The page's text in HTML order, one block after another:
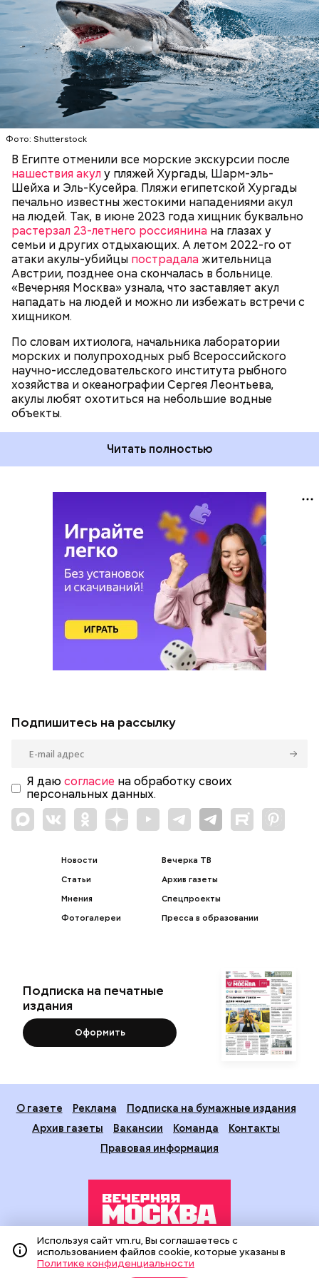
Фото: Shutterstock
В Египте отменили все морские экскурсии после
нашествия акулу пляжей Хургады, Шарм-эль-
Шейха и Эль-Кусейра. Пляжи египетской Хургады
печально известны жестокими нападениями акул
на людей. Так, в июне 2023 года хищник буквально
растерзал 23-летнего россиянина на глазах у
семьи и других отдыхающих. А летом 2022-го от
атаки акулы-убийцы пострадалажительница
Австрии, позднее она скончалась в больнице.
«Вечерняя Москва» узнала, что заставляет акул
нападать на людей и можно ли избежать встречи с
хищником.
По словам ихтиолога, начальника лаборатории
морских и полупроходных рыб Всероссийского
научно-исследовательского института рыбного
хозяйства и океанографии Сергея Леонтьева,
акулы любят охотиться на небольшие водные
объекты.
— Очень много случаев зарегистрировано, когда
акулы атаковали небольшие суда с надувными
пассажиры таких плавательных средств
оказывались жертвами этих хищных рыб, — сказал
собеседник «ВМ».
Читать полностью
БЕЗОПАСНОСТЬ СМЕРТЬ РЫБА
Подпишитесь на рассылку
Я даю согласие на обработку своих
персональных данных.
Новости
Статьи
Мнения
Фотогалереи
Вечерка ТВ
Архив газеты
Спецпроекты
Пресса в образовании
Подписка на печатные
издания
Оформить
О газете Реклама
Подписка на бумажные издания
Архив газеты
Вакансии Команда
Контакты
Правовая информация
Издание создано при финансовой поддержке Департамента
средств массовой информации и рекламы города Москвы.
Используя сайт vm.ru, Вы соглашаетесь с
использованием файлов cookie, которые указаны в
Политике конфиденциальности